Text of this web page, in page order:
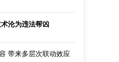
沦为违法帮凶
带来多层次联动效应